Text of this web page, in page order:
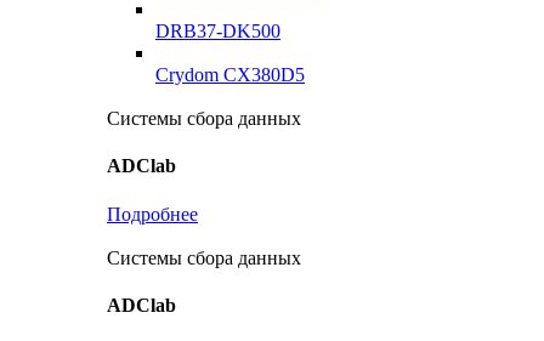
DRB37-DK500
Crydom CX380D5
Системы сбора данных
ADClab
Подробнее
Системы сбора данных
ADClab